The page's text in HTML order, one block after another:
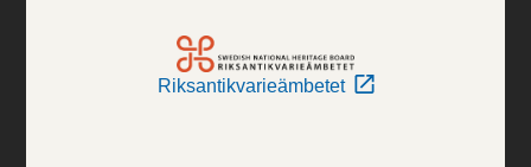
Riksantikvarieämbetet